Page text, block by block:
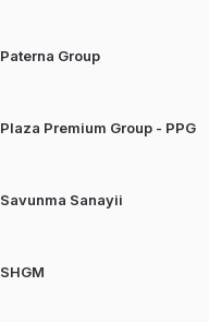
Paterna Group
Plaza Premium Group - PPG
Savunma Sanayii
SHGM